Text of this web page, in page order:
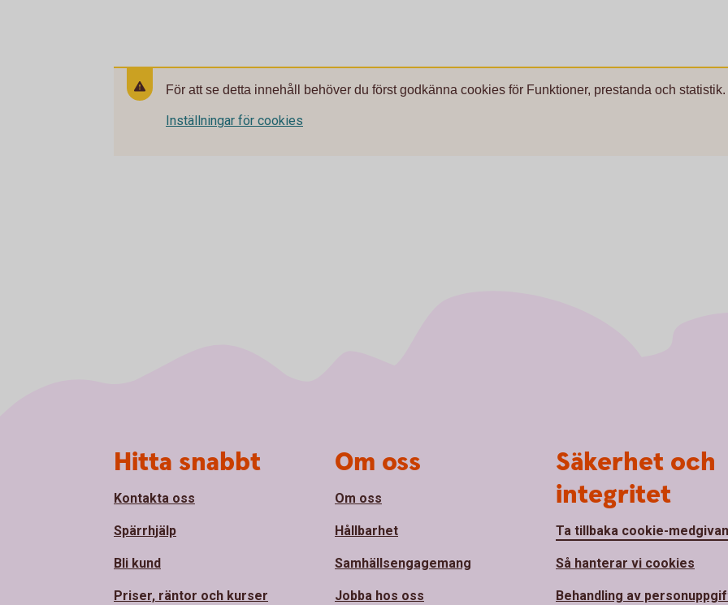
För att se detta innehåll behöver du först godkänna cookies för Funktioner, prestanda och statistik.
Inställningar för cookies
Hitta snabbt
Kontakta oss
Spärrhjälp
Bli kund
Priser, räntor och kurser
Om oss
Om oss
Hållbarhet
Samhällsengagemang
Jobba hos oss
Säkerhet och
integritet
Ta tillbaka cookie-
Så hanterar vi cookies
Behandling av